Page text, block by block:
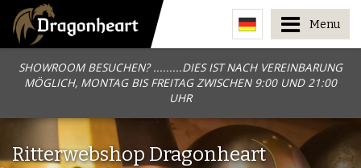
SHOWROOM BESUCHEN? .........DIES IST NACH VEREINBARUNG
MÖGLICH, MONTAG BIS FREITAG ZWISCHEN 9:00 UND 21:00
UHR
Menu
Ritterwebshop Dragonheart